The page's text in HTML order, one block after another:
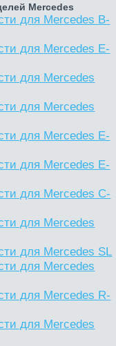
Mercedes
для Mercedes B-
для Mercedes E-
для Mercedes
для Mercedes
для Mercedes E-
для Mercedes E-
для Mercedes C-
для Mercedes
для Mercedes SL
для Mercedes
для Mercedes R-
для Mercedes